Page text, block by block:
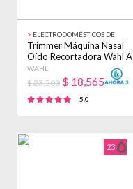
> ELECTRODOMÉSTICOS DE
BELLEZA
Trimmer Máquina Nasal
Oído Recortadora Wahl A
Pila Negro
WAHL
$ 23,500 $ 18,565
5.0
23